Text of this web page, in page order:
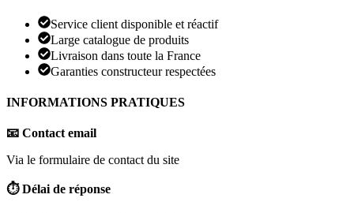
Service client disponible et réactif
Large catalogue de produits
Livraison dans toute la France
Garanties constructeur respectées
INFORMATIONS PRATIQUES
📧 Contact email
Via le formulaire de contact du site
⏱️ Délai de réponse